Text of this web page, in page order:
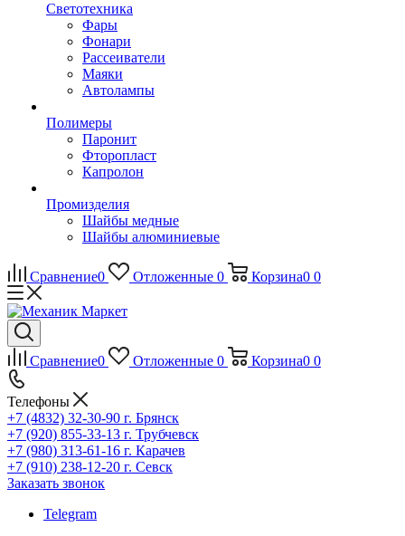
Светотехника
Фары
Фонари
Рассеиватели
Маяки
Автолампы
Полимеры
Паронит
Фторопласт
Капролон
Промизделия
Шайбы медные
Шайбы алюминиевые
Сравнение0 Отложенные 0 Корзина0 0
Сравнение0 Отложенные 0 Корзина0 0
Телефоны
+7 (4832) 32-30-90 г. Брянск
+7 (920) 855-33-13 г. Трубчевск
+7 (980) 313-61-16 г. Карачев
+7 (910) 238-12-20 г. Севск
Заказать звонок
Telegram